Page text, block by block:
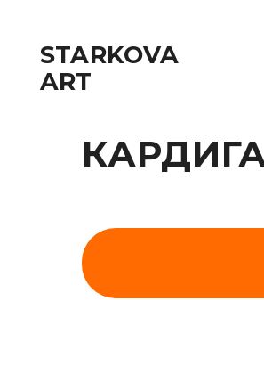
STARKOVA
ART